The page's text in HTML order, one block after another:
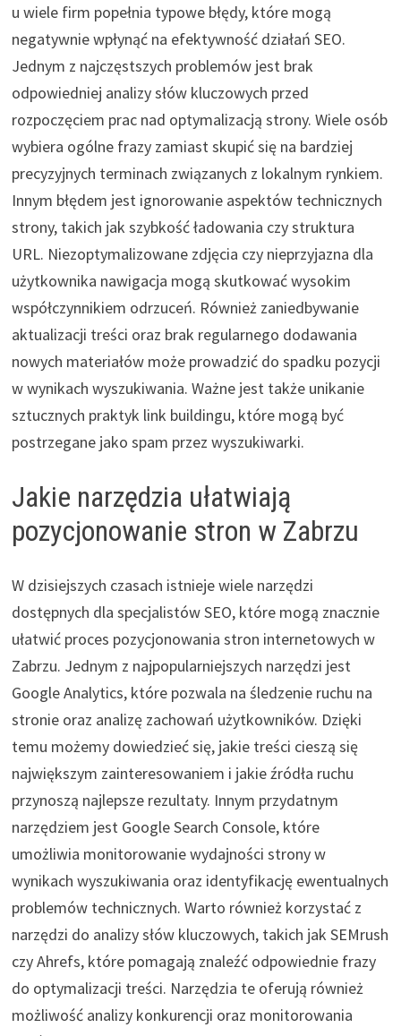
u wiele firm popełnia typowe błędy, które mogą
negatywnie wpłynąć na efektywność działań SEO.
Jednym z najczęstszych problemów jest brak
odpowiedniej analizy słów kluczowych przed
rozpoczęciem prac nad optymalizacją strony. Wiele osób
wybiera ogólne frazy zamiast skupić się na bardziej
precyzyjnych terminach związanych z lokalnym rynkiem.
Innym błędem jest ignorowanie aspektów technicznych
strony, takich jak szybkość ładowania czy struktura
URL. Niezoptymalizowane zdjęcia czy nieprzyjazna dla
użytkownika nawigacja mogą skutkować wysokim
współczynnikiem odrzuceń. Również zaniedbywanie
aktualizacji treści oraz brak regularnego dodawania
nowych materiałów może prowadzić do spadku pozycji
w wynikach wyszukiwania. Ważne jest także unikanie
sztucznych praktyk link buildingu, które mogą być
postrzegane jako spam przez wyszukiwarki.
Jakie narzędzia ułatwiają
pozycjonowanie stron w Zabrzu
W dzisiejszych czasach istnieje wiele narzędzi
dostępnych dla specjalistów SEO, które mogą znacznie
ułatwić proces pozycjonowania stron internetowych w
Zabrzu. Jednym z najpopularniejszych narzędzi jest
Google Analytics, które pozwala na śledzenie ruchu na
stronie oraz analizę zachowań użytkowników. Dzięki
temu możemy dowiedzieć się, jakie treści cieszą się
największym zainteresowaniem i jakie źródła ruchu
przynoszą najlepsze rezultaty. Innym przydatnym
narzędziem jest Google Search Console, które
umożliwia monitorowanie wydajności strony w
wynikach wyszukiwania oraz identyfikację ewentualnych
problemów technicznych. Warto również korzystać z
narzędzi do analizy słów kluczowych, takich jak SEMrush
czy Ahrefs, które pomagają znaleźć odpowiednie frazy
do optymalizacji treści. Narzędzia te oferują również
możliwość analizy konkurencji oraz monitorowania